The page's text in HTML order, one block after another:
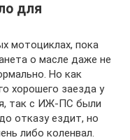
для
мотоциклах, пока
о масле даже не
Но как
хорошего заезда у
так с ИЖ-ПС были
отказу ездит, но
либо коленвал.